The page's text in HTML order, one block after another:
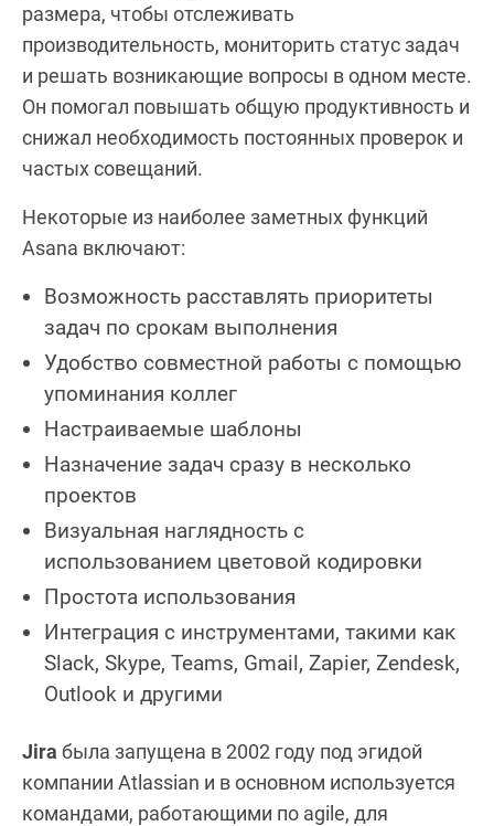
размера, чтобы отслеживать
производительность, мониторить статус задач
и решать возникающие вопросы в одном месте.
Он помогал повышать общую продуктивность и
снижал необходимость постоянных проверок и
частых совещаний.
Некоторые из наиболее заметных функций
Asana включают:
Возможность расставлять приоритеты
задач по срокам выполнения
Удобство совместной работы с помощью
упоминания коллег
Настраиваемые шаблоны
Назначение задач сразу в несколько
проектов
Визуальная наглядность с
использованием цветовой кодировки
Простота использования
Интеграция с инструментами, такими как
Slack, Skype, Teams, Gmail, Zapier, Zendesk,
Outlook и другими
Jira была запущена в 2002 году под эгидой
компании Atlassian и в основном используется
командами, работающими по agile, для